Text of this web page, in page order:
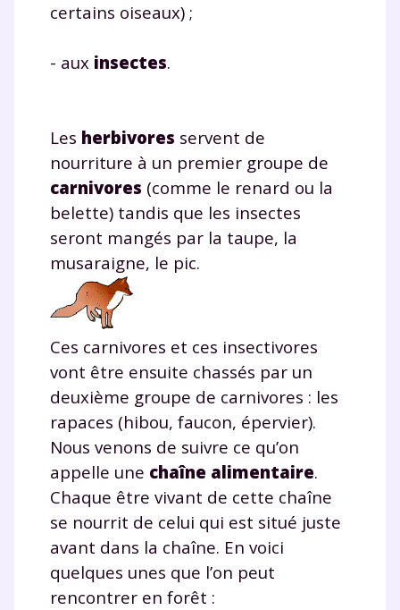
certains oiseaux) ;
- aux insectes.
Les herbivores servent de
nourriture à un premier groupe de
carnivores (comme le renard ou la
belette) tandis que les insectes
seront mangés par la taupe, la
musaraigne, le pic.
Ces carnivores et ces insectivores
vont être ensuite chassés par un
deuxième groupe de carnivores : les
rapaces (hibou, faucon, épervier).
Nous venons de suivre ce qu’on
appelle une chaîne alimentaire.
Chaque être vivant de cette chaîne
se nourrit de celui qui est situé juste
avant dans la chaîne. En voici
quelques unes que l’on peut
rencontrer en forêt :